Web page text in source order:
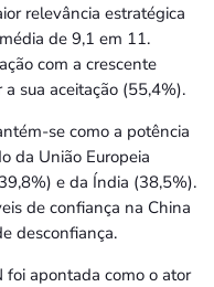
relevância estratégica
de 9,1 em 11.
com a crescente
sua aceitação (55,4%).
se como a potência
da União Europeia
e da Índia (38,5%).
de confiança na China
desconfiança.
foi apontada como o ator